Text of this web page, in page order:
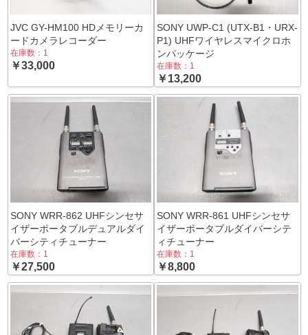
JVC GY-HM100 HDメモリーカ
ードカメラレコーダー
在庫数：1
￥33,000
SONY UWP-C1 (UTX-B1・URX-
P1) UHFワイヤレスマイクロホ
ンパッケージ
在庫数：1
￥13,200
SONY WRR-862 UHFシンセサ
イザーポータブルデュアルダイ
バーシティチューナー
在庫数：1
￥27,500
SONY WRR-861 UHFシンセサ
イザーポータブルダイバーシテ
ィチューナー
在庫数：1
￥8,800